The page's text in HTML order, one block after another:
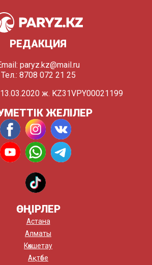
РЕДАКЦИЯ
paryz.kz@mail.ru
Тел.: 8708 072 21 25
13.03.2020 ж. KZ31VPY00021199
ЖЕЛІЛЕР
ӨҢІРЛЕР
Астана
Алматы
Көкшетау
Ақтөбе